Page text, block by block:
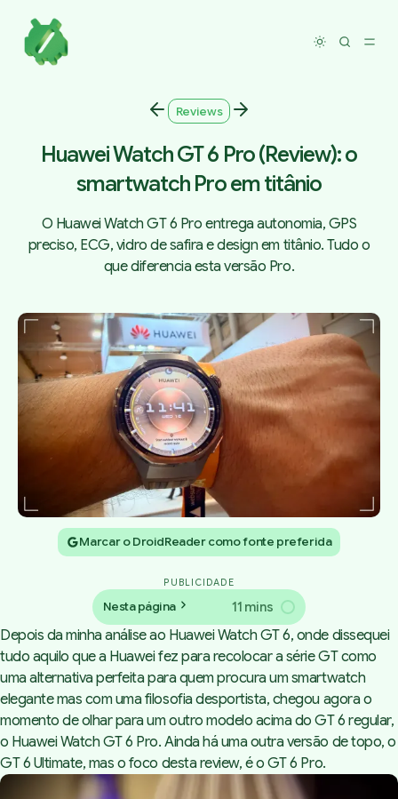
Toggle
Reviews
Huawei Watch GT 6 Pro (Review): o
smartwatch Pro em titânio
O Huawei Watch GT 6 Pro entrega autonomia, GPS
preciso, ECG, vidro de safira e design em titânio. Tudo o
que diferencia esta versão Pro.
Marcar o DroidReader como fonte preferida
PUBLICIDADE
Nesta página 11 mins
Depois da minha análise ao Huawei Watch GT 6, onde dissequei
tudo aquilo que a Huawei fez para recolocar a série GT como
uma alternativa perfeita para quem procura um smartwatch
elegante mas com uma filosofia desportista, chegou agora o
momento de olhar para um outro modelo acima do GT 6 regular,
o Huawei Watch GT 6 Pro. Ainda há uma outra versão de topo, o
GT 6 Ultimate, mas o foco desta review, é o GT 6 Pro.